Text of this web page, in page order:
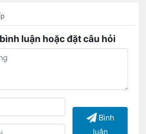
luận hoặc đặt câu hỏi
Bình
luận